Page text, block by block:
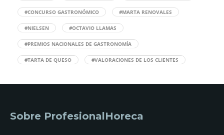
#CONCURSO GASTRONÓMICO #MARTA RENOVALES
#NIELSEN #OCTAVIO LLAMAS
#PREMIOS NACIONALES DE GASTRONOMÍA
#TARTA DE QUESO #VALORACIONES DE LOS CLIENTES
Sobre ProfesionalHoreca